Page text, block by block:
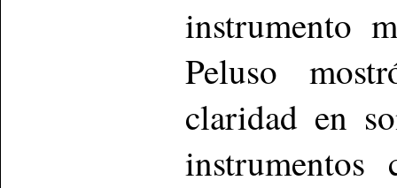
instrumento
Peluso
claridad en
instrumentos